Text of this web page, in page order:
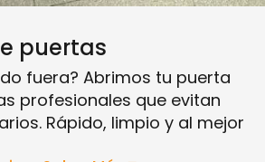
puertas
fuera? Abrimos tu puerta
profesionales que evitan
Rápido, limpio y al mejor